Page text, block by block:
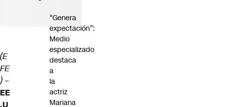
(E
FE
) –
EE
“Genera
expectación”:
Medio
especializado
destaca
a
la
actriz
Mariana